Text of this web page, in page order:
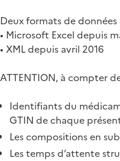
Deux formats de
• Microsoft Excel depuis
• XML depuis avril 2016
ATTENTION, à compter
Identifiants du
GTIN de chaque
Les compositions en
Les temps d’attente